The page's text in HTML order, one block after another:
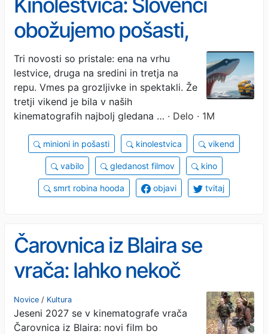
obožujemo pošasti,
smešne in resne
Tri novosti so pristale: ena na vrhu
lestvice, druga na sredini in tretja na
repu. Vmes pa grozljivke in spektakli. Že
tretji vikend je bila v naših
kinematografih najbolj gledana … · Delo · 1M
minioni in pošasti kinolestvica vikend
vabilo gledanost filmov kino
smrt robina hooda objavi tvitaj
Čarovnica iz Blaira se
vrača: lahko nekoč
revolucionarni koncept
spet prestraši?
Novice / Kultura
Jeseni 2027 se v kinematografe vrača
Čarovnica iz Blaira: novi film bo